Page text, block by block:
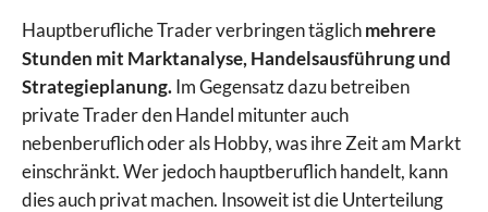
Hauptberufliche Trader verbringen täglichmehrere
Stunden mit Marktanalyse, Handelsausführung und
Strategieplanung.Im Gegensatz dazu betreiben
private Trader den Handel mitunter auch
nebenberuflich oder als Hobby, was ihre Zeit am Markt
einschränkt. Wer jedoch hauptberuflich handelt, kann
dies auch privat machen. Insoweit ist die Unterteilung